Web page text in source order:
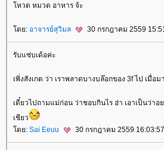
หวด หมวด อาหาร จ้ะ
ดย: อาจารย์สุวิมล 30 กรกฎาคม 2559
รับแซ่บเด้อค่ะ
เพิ่งสังเกต ว่า เราพลาดบางบล๊อกของ 3f ไป เมื่อ
เดี๋ยวไปถามแม่ก่อน ว่าชอบกินไร ฮ่า เอาเป็นว่า
เชียว
ดย: Sai Eeuu 30 กรกฎาคม 2559